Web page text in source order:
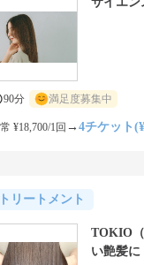
90分 満足度募集中
¥18,700/1回 → 4チケット
リートメント
TOKIO
い艶髪に